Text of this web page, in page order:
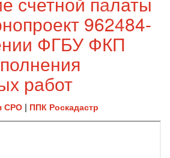
962484-
ФГБУ ФКП
работ
СРО | ППК Роскадастр